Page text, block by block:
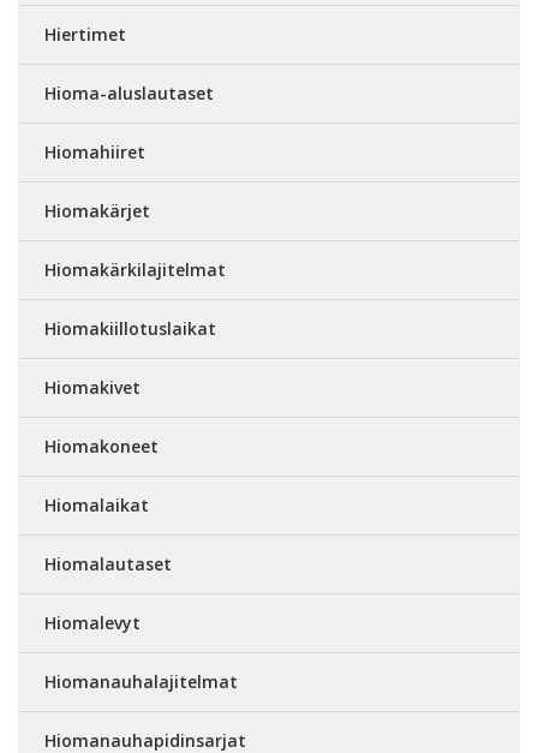
Hiertimet
Hioma-aluslautaset
Hiomahiiret
Hiomakärjet
Hiomakärkilajitelmat
Hiomakiillotuslaikat
Hiomakivet
Hiomakoneet
Hiomalaikat
Hiomalautaset
Hiomalevyt
Hiomanauhalajitelmat
Hiomanauhapidinsarjat